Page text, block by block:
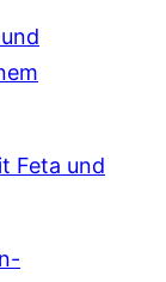
Feta und